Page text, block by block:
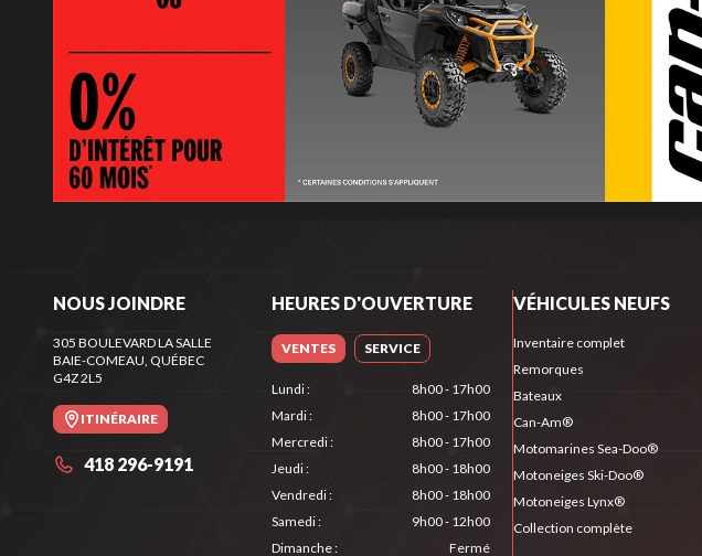
NOUS JOINDRE
305 BOULEVARD LA SALLE
BAIE-COMEAU , QUÉBEC
G4Z 2L5
ITINÉRAIRE
418 296-9191
HEURES D'OUVERTURE
VENTES SERVICE
Lundi:
8h00 - 17h00
Mardi:
8h00 - 17h00
Mercredi:
8h00 - 17h00
Jeudi:
8h00 - 18h00
Vendredi:
8h00 - 18h00
Samedi:
9h00 - 12h00
Dimanche: Fermé
VÉHICULES NEUFS
Inventaire complet
Remorques
Bateaux
Can-Am®
Motomarines Sea-Doo®
Motoneiges Ski-Doo®
Motoneiges Lynx®
Collection complète